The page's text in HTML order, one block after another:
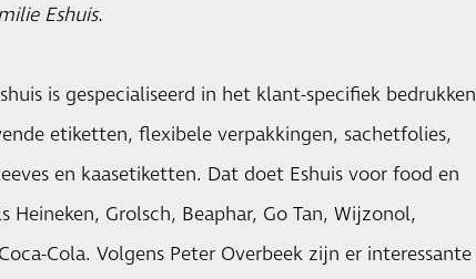
Eshuis.
is gespecialiseerd in het klant-specifiek bedrukken
etiketten, flexibele verpakkingen, sachetfolies,
en kaasetiketten. Dat doet Eshuis voor food en
Heineken, Grolsch, Beaphar, Go Tan, Wijzonol,
Cola. Volgens Peter Overbeek zijn er interessante